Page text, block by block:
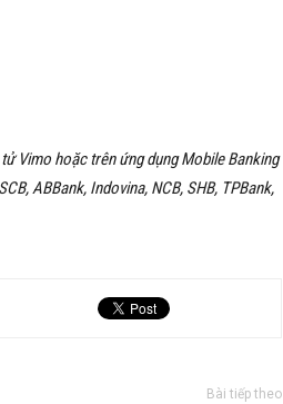
Vimo hoặc trên ứng dụng Mobile Banking
ABBank, Indovina, NCB, SHB, TPBank,
Bài tiếp theo